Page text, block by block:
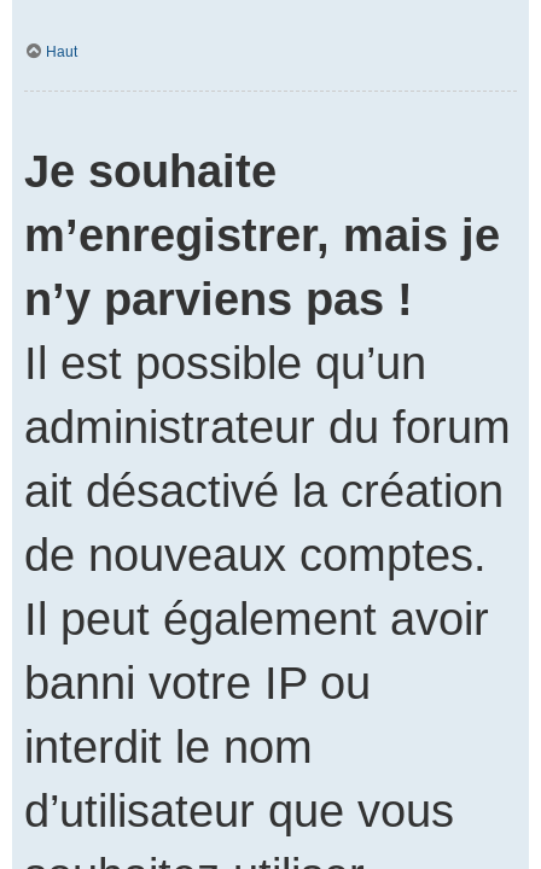
Haut
Je souhaite
m’enregistrer, mais je
n’y parviens pas !
Il est possible qu’un
administrateur du forum
ait désactivé la création
de nouveaux comptes.
Il peut également avoir
banni votre IP ou
interdit le nom
d’utilisateur que vous